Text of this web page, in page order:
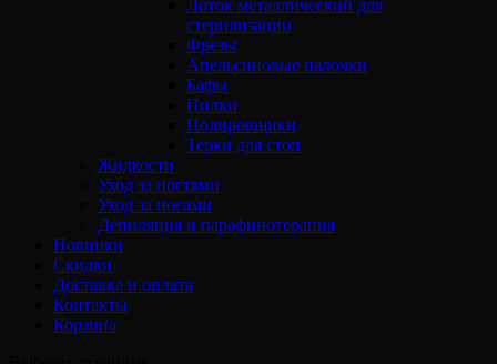
Лоток металлический для
стерилизации
Фрезы
Апельсиновые палочки
Бафы
Пилки
Полировщики
Терки для стоп
Жидкости
Уход за ногтями
Уход за ногами
Депиляция и парафинотерапия
Новинки
Скидки
Доставка и оплата
Контакты
Корзина